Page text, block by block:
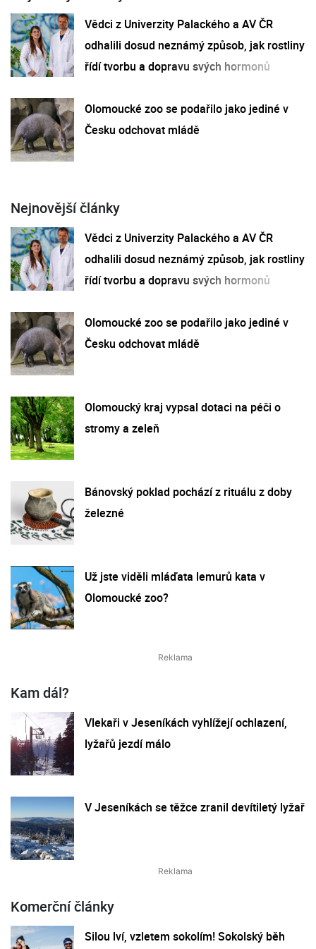
Vědci z Univerzity Palackého a AV ČR
odhalili dosud neznámý způsob, jak rostliny
řídí tvorbu a dopravu svých hormonů
Olomoucké zoo se podařilo jako jediné v
Česku odchovat mládě
Nejnovější články
Vědci z Univerzity Palackého a AV ČR
odhalili dosud neznámý způsob, jak rostliny
řídí tvorbu a dopravu svých hormonů
Olomoucké zoo se podařilo jako jediné v
Česku odchovat mládě
Olomoucký kraj vypsal dotaci na péči o
stromy a zeleň
Bánovský poklad pochází z rituálu z doby
železné
Už jste viděli mláďata lemurů kata v
Olomoucké zoo?
Kam dál?
Vlekaři v Jeseníkách vyhlížejí ochlazení,
lyžařů jezdí málo
V Jeseníkách se těžce zranil devítiletý lyžař
Komerční články
Silou lví, vzletem sokolím! Sokolský běh